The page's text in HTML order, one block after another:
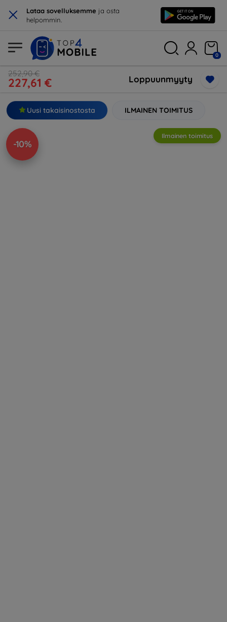
× Lataa sovelluksemme ja osta
helpommin.
0
252,90 €
227,61 € Loppuunmyyty
Uusi takaisinostosta ILMAINEN TOIMITUS
-10%
Ilmainen toimitus